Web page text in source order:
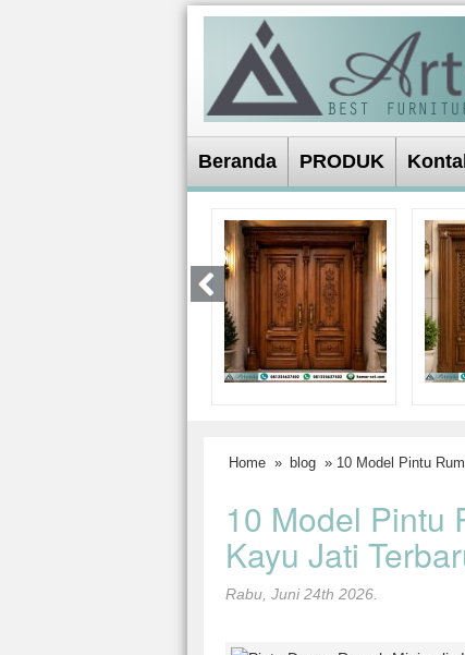
Beranda PRODUK
Home » blog » 10 Model Pintu
10 Model Pintu
Kayu Jati
Rabu, Juni 24th 2026.